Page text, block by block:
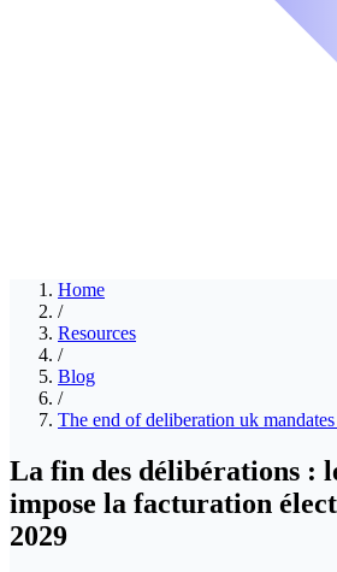
Home
/
Resources
/
Blog
/
The end of deliberation uk
La fin des délibérations :
impose la facturation
2029